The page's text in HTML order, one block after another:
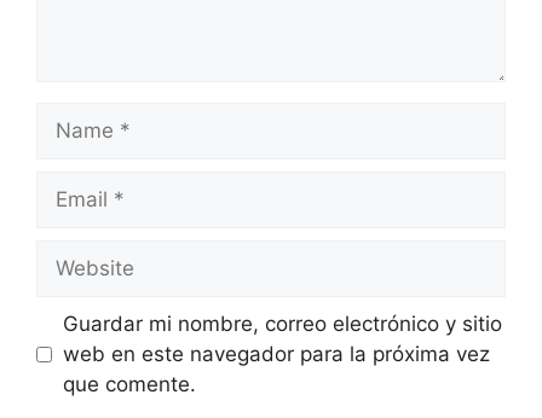
Guardar mi nombre, correo electrónico y sitio
web en este navegador para la próxima vez
que comente.